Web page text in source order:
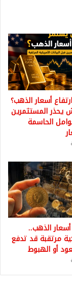
أسعار الذهب؟
يحذر المستثمرين
الحاسمة
الذهب..
مرتقبة قد تدفع
أو الهبوط